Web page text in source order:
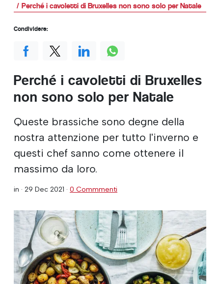
Perché i cavoletti di Bruxelles non sono solo per Natale
Perché i cavoletti di Bruxelles
non sono solo per Natale
Queste brassiche sono degne della
nostra attenzione per tutto l'inverno e
questi chef sanno come ottenere il
massimo da loro.
in · 29 Dec 2021 · 0 Commmenti
Condividere: